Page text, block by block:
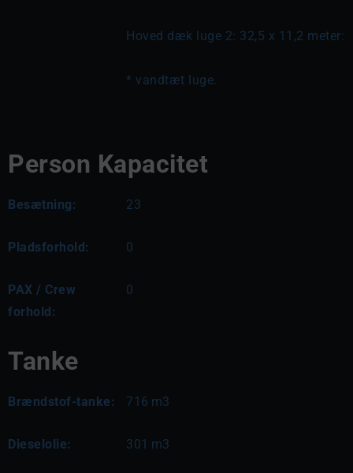
Hoved dæk luge 2: 32,5 x 11,2 meter:
* vandtæt luge.
Person Kapacitet
Besætning: 23
Pladsforhold: 0
PAX / Crew
forhold:
0
Tanke
Brændstof-tanke: 716 m3
Dieselolie: 301 m3